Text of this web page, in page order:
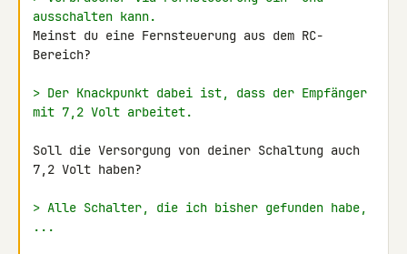
ausschalten kann.
Meinst du eine Fernsteuerung aus dem RC-
Bereich?
> Der Knackpunkt dabei ist, dass der Empfänger
mit 7,2 Volt arbeitet.
Soll die Versorgung von deiner Schaltung auch
7,2 Volt haben?
> Alle Schalter, die ich bisher gefunden habe,
...